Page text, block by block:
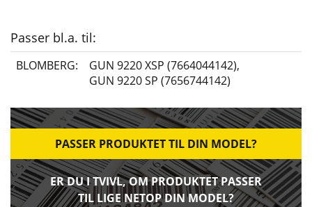
Passer bl.a. til:
BLOMBERG: GUN 9220 XSP (7664044142),
GUN 9220 SP (7656744142)
PASSER PRODUKTET TIL DIN MODEL?
ER DU I TVIVL, OM PRODUKTET PASSER
TIL LIGE NETOP DIN MODEL?